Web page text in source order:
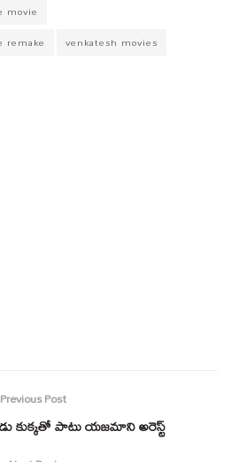
movie
remake
venkatesh movies
Previous Post
కుక్కతో పాటు యజమాని అరెస్ట్